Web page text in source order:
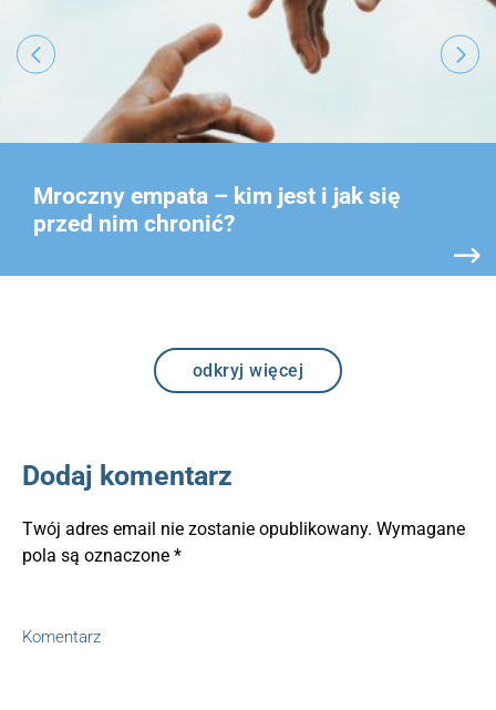
Mroczny empata – kim jest i jak się
przed nim chronić?
odkryj więcej
Dodaj komentarz
Twój adres email nie zostanie opublikowany. Wymagane
pola są oznaczone *